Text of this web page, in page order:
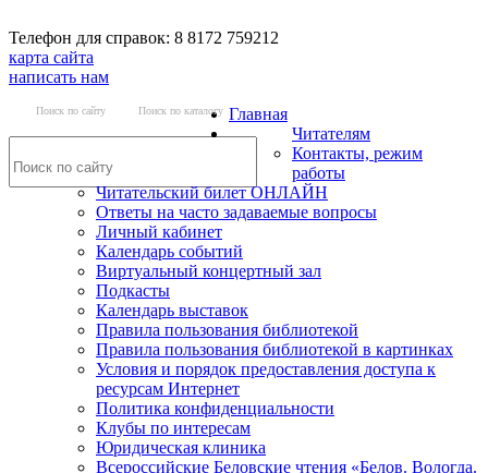
Телефон для справок: 8 8172 759212
карта сайта
написать нам
Поиск по сайту Поиск по каталогу Главная
Читателям
Контакты, режим
работы
Читательский билет ОНЛАЙН
Ответы на часто задаваемые вопросы
Личный кабинет
Календарь событий
Виртуальный концертный зал
Подкасты
Календарь выставок
Правила пользования библиотекой
Правила пользования библиотекой в картинках
Условия и порядок предоставления доступа к
ресурсам Интернет
Политика конфиденциальности
Клубы по интересам
Юридическая клиника
Всероссийские Беловские чтения «Белов. Вологда.